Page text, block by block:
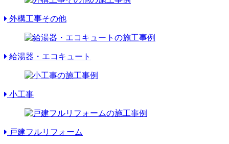
外構工事その他
給湯器・エコキュート
小工事
戸建フルリフォーム